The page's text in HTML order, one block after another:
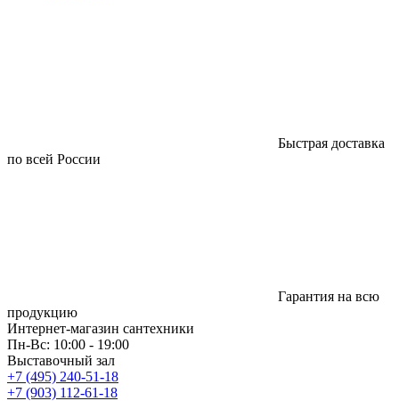
Быстрая доставка
по всей России
Гарантия на всю
продукцию
Интернет-магазин сантехники
Пн-Вс: 10:00 - 19:00
Выставочный зал
+7 (495) 240-51-18
+7 (903) 112-61-18